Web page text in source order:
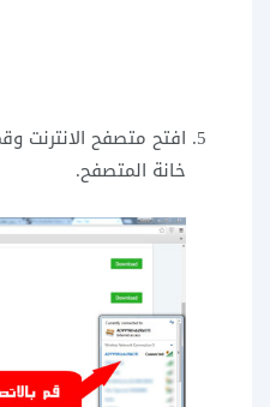
افتح متصفح الانترنت
خانة المتصفح.